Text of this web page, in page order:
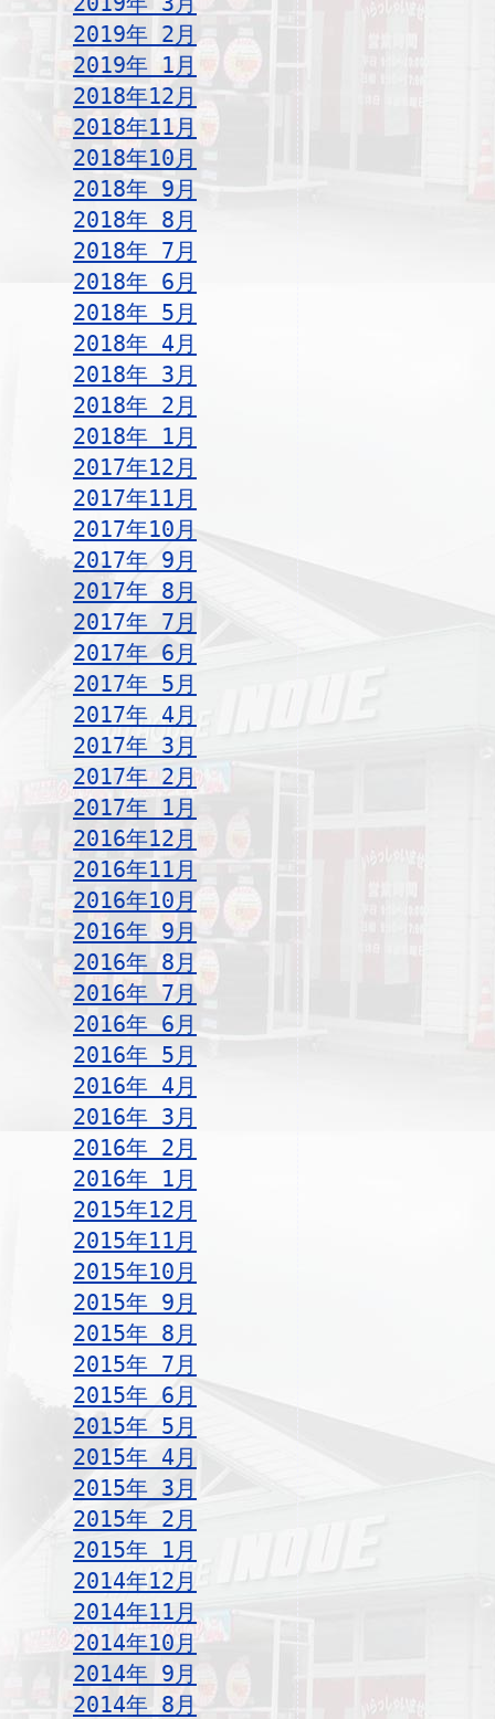
2019年 2月
2019年 1月
2018年12月
2018年11月
2018年10月
2018年 9月
2018年 8月
2018年 7月
2018年 6月
2018年 5月
2018年 4月
2018年 3月
2018年 2月
2018年 1月
2017年12月
2017年11月
2017年10月
2017年 9月
2017年 8月
2017年 7月
2017年 6月
2017年 5月
2017年 4月
2017年 3月
2017年 2月
2017年 1月
2016年12月
2016年11月
2016年10月
2016年 9月
2016年 8月
2016年 7月
2016年 6月
2016年 5月
2016年 4月
2016年 3月
2016年 2月
2016年 1月
2015年12月
2015年11月
2015年10月
2015年 9月
2015年 8月
2015年 7月
2015年 6月
2015年 5月
2015年 4月
2015年 3月
2015年 2月
2015年 1月
2014年12月
2014年11月
2014年10月
2014年 9月
2014年 8月